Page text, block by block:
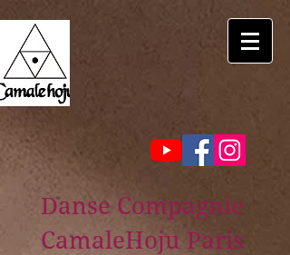
Danse Compagnie
CamaleHoju Paris